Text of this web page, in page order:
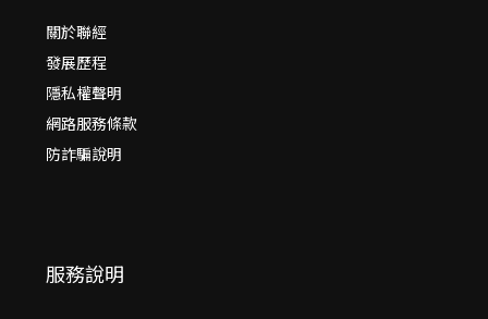
關於聯經
發展歷程
隱私權聲明
網路服務條款
防詐騙說明
服務說明